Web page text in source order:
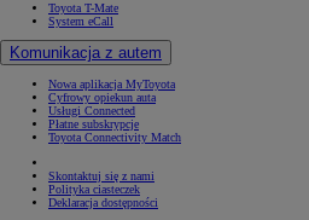
Toyota T-Mate
System eCall
Komunikacja z autem
Nowa aplikacja MyToyota
Cyfrowy opiekun auta
Usługi Connected
Płatne subskrypcje
Toyota Connectivity Match
Skontaktuj się z nami
Polityka ciasteczek
Deklaracja dostępności